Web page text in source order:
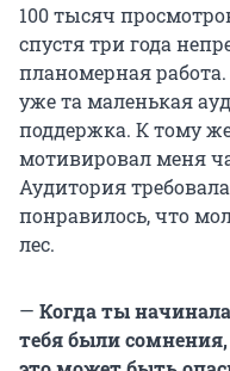
100 тысяч
спустя три года
планомерная
уже та маленькая
поддержка. К тому
мотивировал меня
Аудитория
понравилось, что
лес.
— Когда ты
тебя были